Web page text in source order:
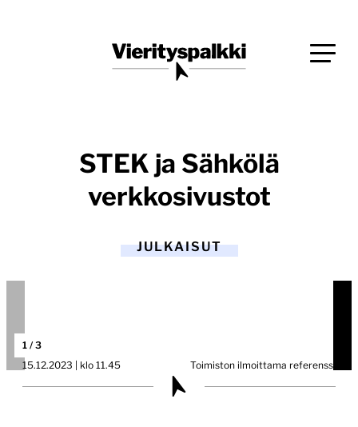
Vierityspalkki.fi
STEK ja Sähkölä
verkkosivustot
JULKAISUT
1 / 3
15.12.2023 | klo 11.45
Toimiston ilmoittama referenssi